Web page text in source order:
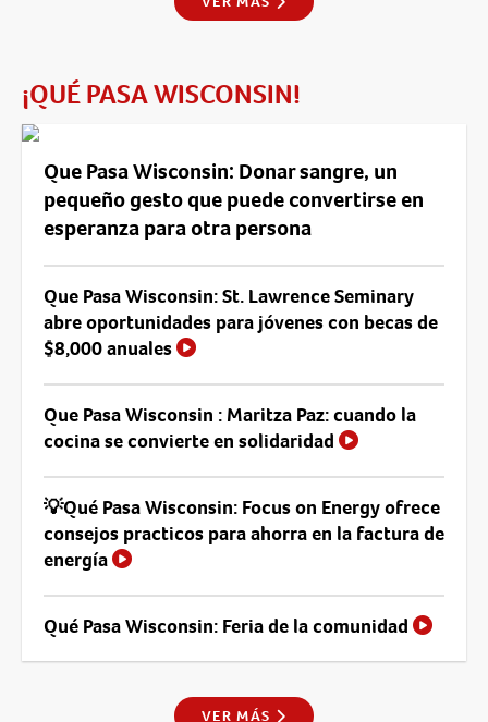
¡QUÉ PASA WISCONSIN!
Que Pasa Wisconsin: Donar sangre, un
pequeño gesto que puede convertirse en
esperanza para otra persona
Que Pasa Wisconsin: St. Lawrence Seminary
abre oportunidades para jóvenes con becas de
$8,000 anuales
Que Pasa Wisconsin : Maritza Paz: cuando la
cocina se convierte en solidaridad
💡Qué Pasa Wisconsin: Focus on Energy ofrece
consejos practicos para ahorra en la factura de
energía
Qué Pasa Wisconsin: Feria de la comunidad
VER MÁS